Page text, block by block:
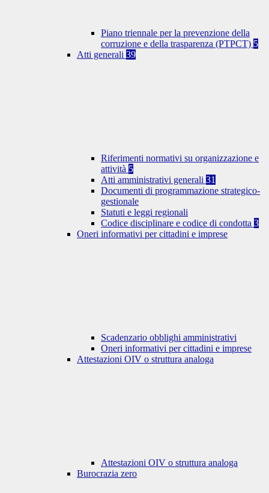
Piano triennale per la prevenzione della
corruzione e della trasparenza (PTPCT) 5
Atti generali 39
Riferimenti normativi su organizzazione e
attività 5
Atti amministrativi generali 31
Documenti di programmazione strategico-
gestionale
Statuti e leggi regionali
Codice disciplinare e codice di condotta 3
Oneri informativi per cittadini e imprese
Scadenzario obblighi amministrativi
Oneri informativi per cittadini e imprese
Attestazioni OIV o struttura analoga
Attestazioni OIV o struttura analoga
Burocrazia zero